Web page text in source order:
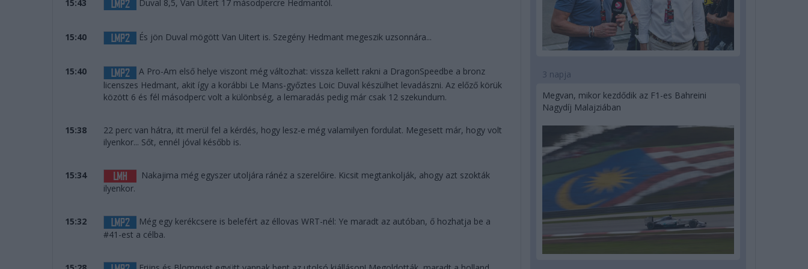
15:43 Duval 8,5, Van Uitert 17 másodpercre Hedmantól.
15:40 És jön Duval mögött Van Uitert is. Szegény Hedmant megeszik uzsonnára...
15:40
A Pro-Am első helye viszont még változhat: vissza kellett rakni a DragonSpeedbe a bronz
licenszes Hedmant, akit így a korábbi Le Mans-győztes Loic Duval készülhet levadászni. Az előző körük
között 6 és fél másodperc volt a különbség, a lemaradás pedig már csak 12 szekundum.
15:38
22 perc van hátra, itt merül fel a kérdés, hogy lesz-e még valamilyen fordulat. Megesett már, hogy volt
ilyenkor... Sőt, ennél jóval később is.
15:34
Nakajima még egyszer utoljára ránéz a szerelőire. Kicsit megtankolják, ahogy azt szokták
ilyenkor.
15:32
Még egy kerékcsere is belefért az éllovas WRT-nél: Ye maradt az autóban, ő hozhatja be a
#41-est a célba.
3 napja
Megvan, mikor kezdődik az F1-es Bahreini
Nagydíj Malajziában